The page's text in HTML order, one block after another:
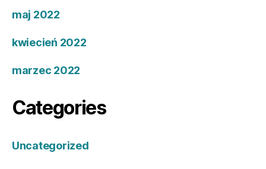
maj 2022
kwiecień 2022
marzec 2022
Categories
Uncategorized